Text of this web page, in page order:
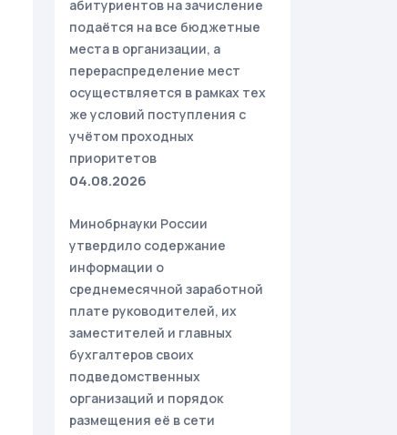
абитуриентов на зачисление
подаётся на все бюджетные
места в организации, а
перераспределение мест
осуществляется в рамках тех
же условий поступления с
учётом проходных
приоритетов
04.08.2026
Минобрнауки России
утвердило содержание
информации о
среднемесячной заработной
плате руководителей, их
заместителей и главных
бухгалтеров своих
подведомственных
организаций и порядок
размещения её в сети